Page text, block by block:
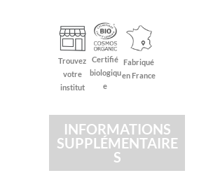
Trouvez
votre
institut
Certifié
biologiqu
e
Fabriqué
en France
INFORMATIONS
SUPPLÉMENTAIRE
S